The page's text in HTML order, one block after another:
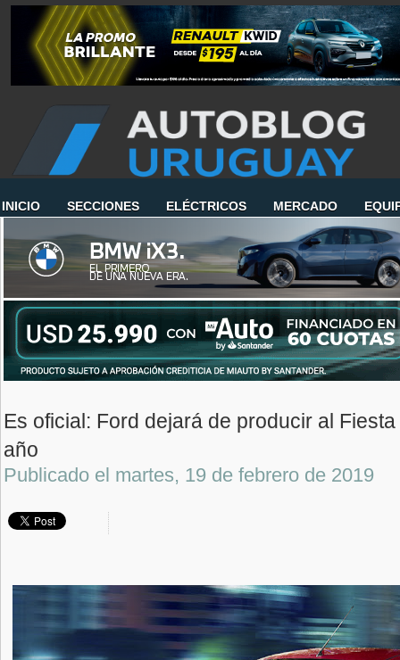
INICIO SECCIONES ELÉCTRICOS MERCADO
Es oficial: Ford dejará de producir al
año
Publicado el martes, 19 de febrero de 2019